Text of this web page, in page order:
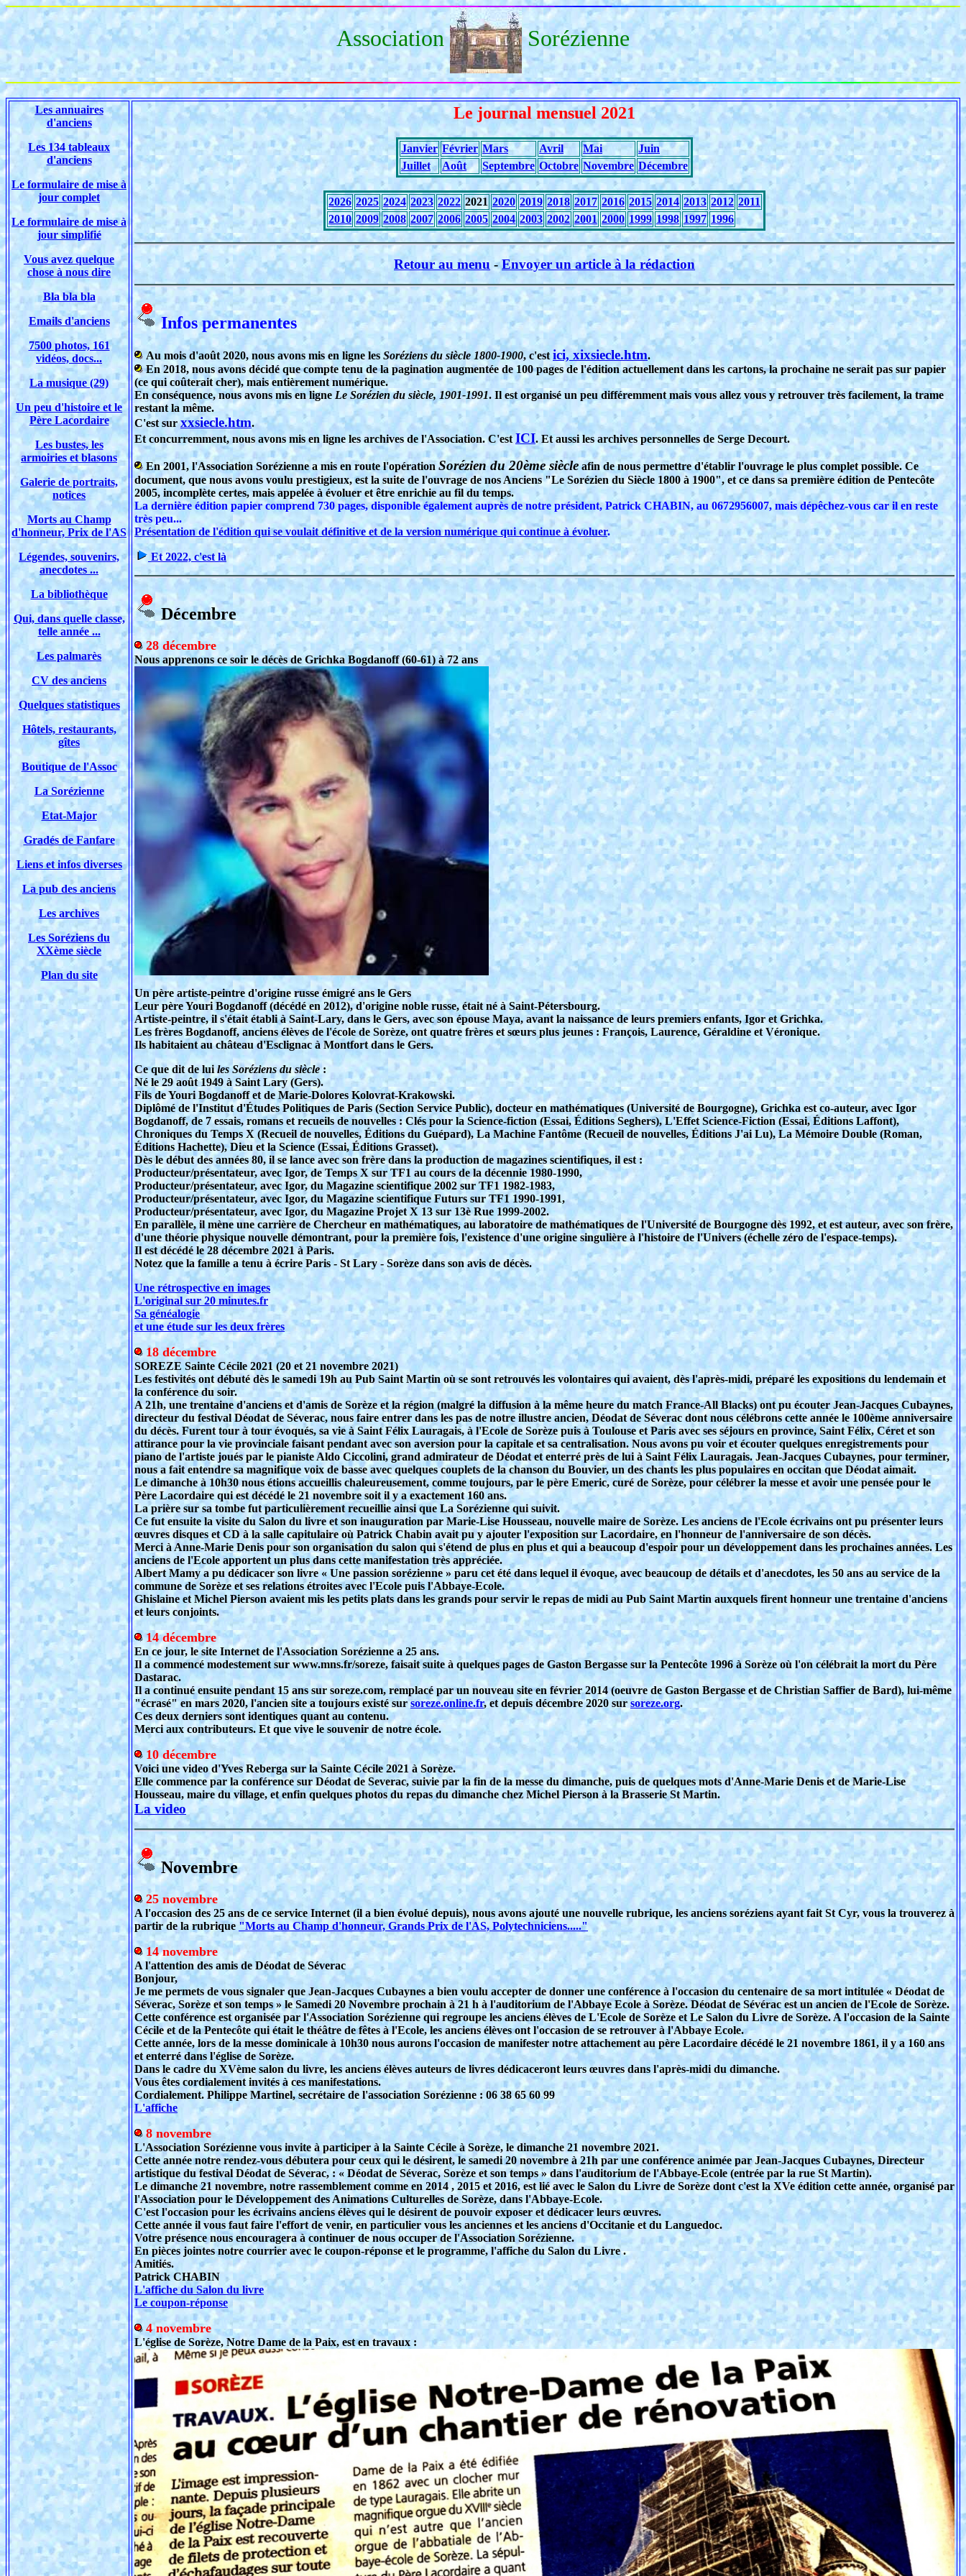
Association Sorézienne
Les annuaires
d'anciens
Les 134 tableaux
d'anciens
Le formulaire de mise à
jour complet
Le formulaire de mise à
jour simplifié
Vous avez quelque
chose à nous dire
Bla bla bla
Emails d'anciens
7500 photos, 161
vidéos, docs...
La musique (29)
Un peu d'histoire et le
Père Lacordaire
Les bustes, les
armoiries et blasons
Galerie de portraits,
notices
Morts au Champ
d'honneur, Prix de l'AS
Légendes, souvenirs,
anecdotes ...
La bibliothèque
Qui, dans quelle classe,
telle année ...
Les palmarès
CV des anciens
Quelques statistiques
Hôtels, restaurants,
gîtes
Boutique de l'Assoc
La Sorézienne
Etat-Major
Gradés de Fanfare
Liens et infos diverses
La pub des anciens
Les archives
Les Soréziens du
XXème siècle
Plan du site
Le journal mensuel 2021
Janvier Février Mars Avril Mai
Juin
Juillet
Août Septembre Octobre Novembre Décembre
2026 2025 2024 2023 2022 2021 2020 2019 2018 2017 2016 2015 2014 2013 2012 2011
2010 2009 2008 2007 2006 2005 2004 2003 2002 2001 2000 1999 1998 1997 1996
Retour au menu -Envoyer un article à la rédaction
Infos permanentes
Au mois d'août 2020, nous avons mis en ligne les Soréziens du siècle 1800-1900, c'est ici, xixsiecle.htm.
En 2018, nous avons décidé que compte tenu de la pagination augmentée de 100 pages de l'édition actuellement dans les cartons, la prochaine ne serait pas sur papier
(ce qui coûterait cher), mais entièrement numérique.
En conséquence, nous avons mis en ligne Le Sorézien du siècle, 1901-1991. Il est organisé un peu différemment mais vous allez vous y retrouver très facilement, la trame
restant la même.
C'est surxxsiecle.htm.
Et concurremment, nous avons mis en ligne les archives de l'Association. C'estICI. Et aussi les archives personnelles de Serge Decourt.
En 2001, l'Association Sorézienne a mis en route l'opération Sorézien du 20ème siècleafin de nous permettre d'établir l'ouvrage le plus complet possible. Ce
document, que nous avons voulu prestigieux, est la suite de l'ouvrage de nos Anciens "Le Sorézien du Siècle 1800 à 1900", et ce dans sa première édition de Pentecôte
2005, incomplète certes, mais appelée à évoluer et être enrichie au fil du temps.
La dernière édition papier comprend 730 pages, disponible également auprès de notre président, Patrick CHABIN, au 0672956007, mais dépêchez-vous car il en reste
très peu...
Présentation de l'édition qui se voulait définitive et de la version numérique qui continue à évoluer.
Et 2022, c'est là
Décembre
28 décembre
Nous apprenons ce soir le décès de Grichka Bogdanoff (60-61) à 72 ans
Un père artiste-peintre d'origine russe émigré ans le Gers
Leur père Youri Bogdanoff (décédé en 2012), d'origine noble russe, était né à Saint-Pétersbourg.
Artiste-peintre, il s'était établi à Saint-Lary, dans le Gers, avec son épouse Maya, avant la naissance de leurs premiers enfants, Igor et Grichka.
Les frères Bogdanoff, anciens élèves de l'école de Sorèze, ont quatre frères et sœurs plus jeunes : François, Laurence, Géraldine et Véronique.
Ils habitaient au château d'Esclignac à Montfort dans le Gers.
Ce que dit de luiles Soréziens du siècle:
Né le 29 août 1949 à Saint Lary (Gers).
Fils de Youri Bogdanoff et de Marie-Dolores Kolovrat-Krakowski.
Diplômé de l'Institut d'Études Politiques de Paris (Section Service Public), docteur en mathématiques (Université de Bourgogne), Grichka est co-auteur, avec Igor
Bogdanoff, de 7 essais, romans et recueils de nouvelles : Clés pour la Science-fiction (Essai, Éditions Seghers), L'Effet Science-Fiction (Essai, Éditions Laffont),
Chroniques du Temps X (Recueil de nouvelles, Éditions du Guépard), La Machine Fantôme (Recueil de nouvelles, Éditions J'ai Lu), La Mémoire Double (Roman,
Éditions Hachette), Dieu et la Science (Essai, Éditions Grasset).
Dès le début des années 80, il se lance avec son frère dans la production de magazines scientifiques, il est :
Producteur/présentateur, avec Igor, de Temps X sur TF1 au cours de la décennie 1980-1990,
Producteur/présentateur, avec Igor, du Magazine scientifique 2002 sur TF1 1982-1983,
Producteur/présentateur, avec Igor, du Magazine scientifique Futurs sur TF1 1990-1991,
Producteur/présentateur, avec Igor, du Magazine Projet X 13 sur 13è Rue 1999-2002.
En parallèle, il mène une carrière de Chercheur en mathématiques, au laboratoire de mathématiques de l'Université de Bourgogne dès 1992, et est auteur, avec son frère,
d'une théorie physique nouvelle démontrant, pour la première fois, l'existence d'une origine singulière à l'histoire de l'Univers (échelle zéro de l'espace-temps).
Il est décédé le 28 décembre 2021 à Paris.
Notez que la famille a tenu à écrire Paris - St Lary - Sorèze dans son avis de décès.
Une rétrospective en images
L'original sur 20 minutes.fr
Sa généalogie
et une étude sur les deux frères
18 décembre
SOREZE Sainte Cécile 2021 (20 et 21 novembre 2021)
Les festivités ont débuté dès le samedi 19h au Pub Saint Martin où se sont retrouvés les volontaires qui avaient, dès l'après-midi, préparé les expositions du lendemain et
la conférence du soir.
A 21h, une trentaine d'anciens et d'amis de Sorèze et la région (malgré la diffusion à la même heure du match France-All Blacks) ont pu écouter Jean-Jacques Cubaynes,
directeur du festival Déodat de Séverac, nous faire entrer dans les pas de notre illustre ancien, Déodat de Séverac dont nous célébrons cette année le 100ème anniversaire
du décès. Furent tour à tour évoqués, sa vie à Saint Félix Lauragais, à l'Ecole de Sorèze puis à Toulouse et Paris avec ses séjours en province, Saint Félix, Céret et son
attirance pour la vie provinciale faisant pendant avec son aversion pour la capitale et sa centralisation. Nous avons pu voir et écouter quelques enregistrements pour
piano de l'artiste joués par le pianiste Aldo Ciccolini, grand admirateur de Déodat et enterré près de lui à Saint Félix Lauragais. Jean-Jacques Cubaynes, pour terminer,
nous a fait entendre sa magnifique voix de basse avec quelques couplets de la chanson du Bouvier, un des chants les plus populaires en occitan que Déodat aimait.
Le dimanche à 10h30 nous étions accueillis chaleureusement, comme toujours, par le père Emeric, curé de Sorèze, pour célébrer la messe et avoir une pensée pour le
Père Lacordaire qui est décédé le 21 novembre soit il y a exactement 160 ans.
La prière sur sa tombe fut particulièrement recueillie ainsi que La Sorézienne qui suivit.
Ce fut ensuite la visite du Salon du livre et son inauguration par Marie-Lise Housseau, nouvelle maire de Sorèze. Les anciens de l'Ecole écrivains ont pu présenter leurs
œuvres disques et CD à la salle capitulaire où Patrick Chabin avait pu y ajouter l'exposition sur Lacordaire, en l'honneur de l'anniversaire de son décès.
Merci à Anne-Marie Denis pour son organisation du salon qui s'étend de plus en plus et qui a beaucoup d'espoir pour un développement dans les prochaines années. Les
anciens de l'Ecole apportent un plus dans cette manifestation très appréciée.
Albert Mamy a pu dédicacer son livre « Une passion sorézienne » paru cet été dans lequel il évoque, avec beaucoup de détails et d'anecdotes, les 50 ans au service de la
commune de Sorèze et ses relations étroites avec l'Ecole puis l'Abbaye-Ecole.
Ghislaine et Michel Pierson avaient mis les petits plats dans les grands pour servir le repas de midi au Pub Saint Martin auxquels firent honneur une trentaine d'anciens
et leurs conjoints.
14 décembre
En ce jour, le site Internet de l'Association Sorézienne a 25 ans.
Il a commencé modestement sur www.mns.fr/soreze, faisait suite à quelques pages de Gaston Bergasse sur la Pentecôte 1996 à Sorèze où l'on célébrait la mort du Père
Dastarac.
Il a continué ensuite pendant 15 ans sur soreze.com, remplacé par un nouveau site en février 2014 (oeuvre de Gaston Bergasse et de Christian Saffier de Bard), lui-même
"écrasé" en mars 2020, l'ancien site a toujours existé sursoreze.online.fr, et depuis décembre 2020 sur soreze.org.
Ces deux derniers sont identiques quant au contenu.
Merci aux contributeurs. Et que vive le souvenir de notre école.
10 décembre
Voici une video d'Yves Reberga sur la Sainte Cécile 2021 à Sorèze.
Elle commence par la conférence sur Déodat de Severac, suivie par la fin de la messe du dimanche, puis de quelques mots d'Anne-Marie Denis et de Marie-Lise
Housseau, maire du village, et enfin quelques photos du repas du dimanche chez Michel Pierson à la Brasserie St Martin.
La video
Novembre
25 novembre
A l'occasion des 25 ans de ce service Internet (il a bien évolué depuis), nous avons ajouté une nouvelle rubrique, les anciens soréziens ayant fait St Cyr, vous la trouverez à
partir de la rubrique "Morts au Champ d'honneur, Grands Prix de l'AS, Polytechniciens....."
14 novembre
A l'attention des amis de Déodat de Séverac
Bonjour,
Je me permets de vous signaler que Jean-Jacques Cubaynes a bien voulu accepter de donner une conférence à l'occasion du centenaire de sa mort intitulée « Déodat de
Séverac, Sorèze et son temps » le Samedi 20 Novembre prochain à 21 h à l'auditorium de l'Abbaye Ecole à Sorèze. Déodat de Sévérac est un ancien de l'Ecole de Sorèze.
Cette conférence est organisée par l'Association Sorézienne qui regroupe les anciens élèves de L'Ecole de Sorèze et Le Salon du Livre de Sorèze. A l'occasion de la Sainte
Cécile et de la Pentecôte qui était le théâtre de fêtes à l'Ecole, les anciens élèves ont l'occasion de se retrouver à l'Abbaye Ecole.
Cette année, lors de la messe dominicale à 10h30 nous aurons l'occasion de manifester notre attachement au père Lacordaire décédé le 21 novembre 1861, il y a 160 ans
et enterré dans l'église de Sorèze.
Dans le cadre du XVème salon du livre, les anciens élèves auteurs de livres dédicaceront leurs œuvres dans l'après-midi du dimanche.
Vous êtes cordialement invités à ces manifestations.
Cordialement. Philippe Martinel, secrétaire de l'association Sorézienne : 06 38 65 60 99
L'affiche
8 novembre
L'Association Sorézienne vous invite à participer à la Sainte Cécile à Sorèze, le dimanche 21 novembre 2021.
Cette année notre rendez-vous débutera pour ceux qui le désirent, le samedi 20 novembre à 21h par une conférence animée par Jean-Jacques Cubaynes, Directeur
artistique du festival Déodat de Séverac, : « Déodat de Séverac, Sorèze et son temps » dans l'auditorium de l'Abbaye-Ecole (entrée par la rue St Martin).
Le dimanche 21 novembre, notre rassemblement comme en 2014 , 2015 et 2016, est lié avec le Salon du Livre de Sorèze dont c'est la XVe édition cette année, organisé par
l'Association pour le Développement des Animations Culturelles de Sorèze, dans l'Abbaye-Ecole.
C'est l'occasion pour les écrivains anciens élèves qui le désirent de pouvoir exposer et dédicacer leurs œuvres.
Cette année il vous faut faire l'effort de venir, en particulier vous les anciennes et les anciens d'Occitanie et du Languedoc.
Votre présence nous encouragera à continuer de nous occuper de l'Association Sorézienne.
En pièces jointes notre courrier avec le coupon-réponse et le programme, l'affiche du Salon du Livre .
Amitiés.
Patrick CHABIN
L'affiche du Salon du livre
Le coupon-réponse
4 novembre
L'église de Sorèze, Notre Dame de la Paix, est en travaux :